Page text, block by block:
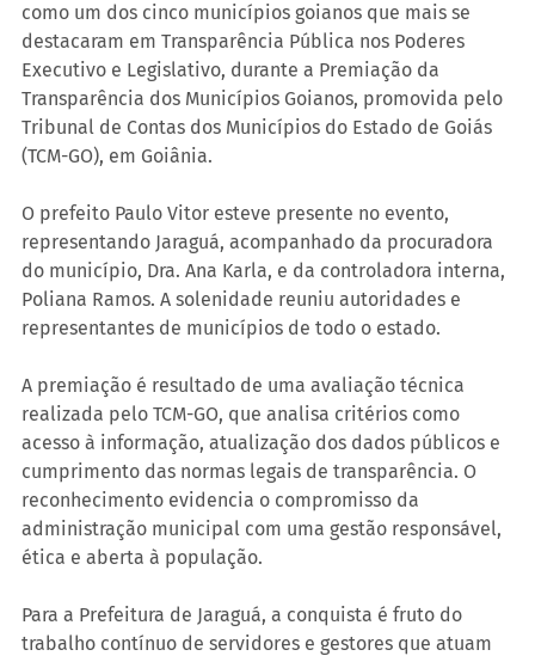
como um dos cinco municípios goianos que mais se
destacaram em Transparência Pública nos Poderes
Executivo e Legislativo, durante a Premiação da
Transparência dos Municípios Goianos, promovida pelo
Tribunal de Contas dos Municípios do Estado de Goiás
(TCM-GO), em Goiânia.
O prefeito Paulo Vitor esteve presente no evento,
representando Jaraguá, acompanhado da procuradora
do município, Dra. Ana Karla, e da controladora interna,
Poliana Ramos. A solenidade reuniu autoridades e
representantes de municípios de todo o estado.
A premiação é resultado de uma avaliação técnica
realizada pelo TCM-GO, que analisa critérios como
acesso à informação, atualização dos dados públicos e
cumprimento das normas legais de transparência. O
reconhecimento evidencia o compromisso da
administração municipal com uma gestão responsável,
ética e aberta à população.
Para a Prefeitura de Jaraguá, a conquista é fruto do
trabalho contínuo de servidores e gestores que atuam